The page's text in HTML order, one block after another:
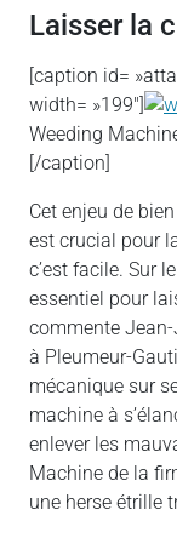
Laisser la
[caption id=
width= »199″]
Weeding
[/caption]
Cet enjeu de
est crucial pour
c’est facile. Sur
essentiel pour
commente
à Pleumeur-
mécanique sur
machine à
enlever les
Machine de la
une herse étrille